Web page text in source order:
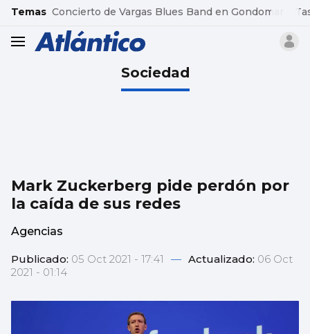
common.go-to-content
Temas Concierto de Vargas Blues Band en Gondomar
header.menu.open
Sociedad
Mark Zuckerberg pide perdón por
la caída de sus redes
Agencias
Publicado: 05 Oct 2021 - 17:41 — Actualizado: 06 Oct
2021 - 01:14